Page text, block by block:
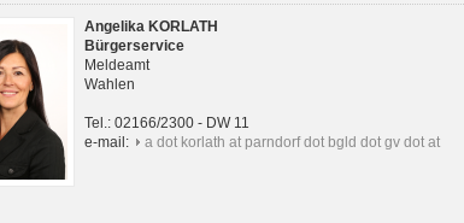
Angelika KORLATH
Bürgerservice
Meldeamt
Wahlen
Tel.: 02166/2300 - DW 11
e-mail:
a dot korlath at parndorf dot bgld dot gv dot at